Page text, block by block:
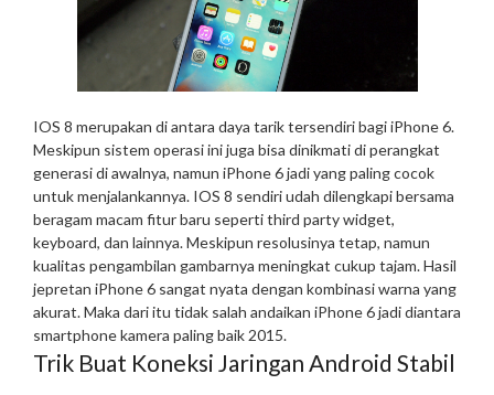
IOS 8 merupakan di antara daya tarik tersendiri bagi iPhone 6.
Meskipun sistem operasi ini juga bisa dinikmati di perangkat
generasi di awalnya, namun iPhone 6 jadi yang paling cocok
untuk menjalankannya. IOS 8 sendiri udah dilengkapi bersama
beragam macam fitur baru seperti third party widget,
keyboard, dan lainnya. Meskipun resolusinya tetap, namun
kualitas pengambilan gambarnya meningkat cukup tajam. Hasil
jepretan iPhone 6 sangat nyata dengan kombinasi warna yang
akurat. Maka dari itu tidak salah andaikan iPhone 6 jadi diantara
smartphone kamera paling baik 2015.
Trik Buat Koneksi Jaringan Android Stabil